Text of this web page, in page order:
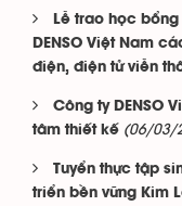
Lễ trao học
DENSO Việt Nam
điện, điện tử viễn
Công ty DENSO
tâm thiết kế (06/03/
Tuyển thực tập
triển bền vững Kim